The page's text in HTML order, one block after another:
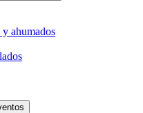
y ahumados